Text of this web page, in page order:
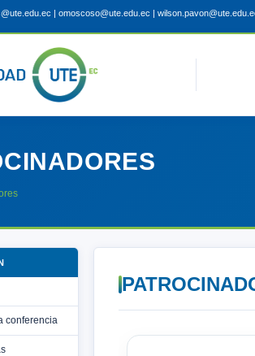
| omoscoso@ute.edu.ec |
conferencia